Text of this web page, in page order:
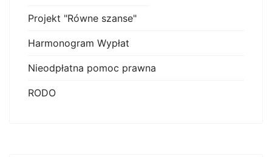
Projekt "Równe szanse"
Harmonogram Wypłat
Nieodpłatna pomoc prawna
RODO